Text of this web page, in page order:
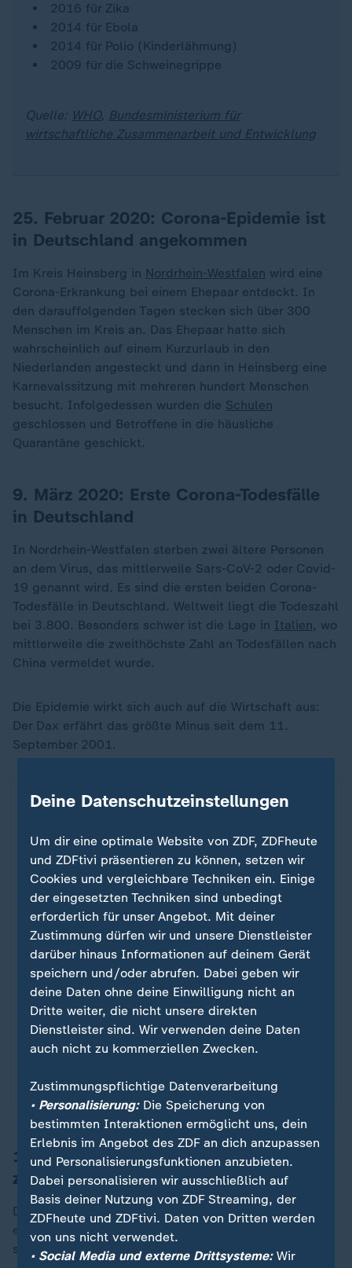
2016 für Zika
2014 für Ebola
2014 für Polio (Kinderlähmung)
2009 für die Schweinegrippe
Quelle: WHO, Bundesministerium für
wirtschaftliche Zusammenarbeit und Entwicklung
25. Februar 2020: Corona-Epidemie ist
in Deutschland angekommen
Im Kreis Heinsberg in Nordrhein-Westfalen wird eine
Corona-Erkrankung bei einem Ehepaar entdeckt. In
den darauffolgenden Tagen stecken sich über 300
Menschen im Kreis an. Das Ehepaar hatte sich
wahrscheinlich auf einem Kurzurlaub in den
Niederlanden angesteckt und dann in Heinsberg eine
Karnevalssitzung mit mehreren hundert Menschen
besucht. Infolgedessen wurden die Schulen
geschlossen und Betroffene in die häusliche
Quarantäne geschickt.
9. März 2020: Erste Corona-Todesfälle
in Deutschland
In Nordrhein-Westfalen sterben zwei ältere Personen
an dem Virus, das mittlerweile Sars-CoV-2 oder Covid-
19 genannt wird. Es sind die ersten beiden Corona-
Todesfälle in Deutschland. Weltweit liegt die Todeszahl
bei 3.800. Besonders schwer ist die Lage in Italien, wo
mittlerweile die zweithöchste Zahl an Todesfällen nach
China vermeldet wurde.
Die Epidemie wirkt sich auch auf die Wirtschaft aus:
Der Dax erfährt das größte Minus seit dem 11.
September 2001.
Nachrichten | Panorama
Corona: Die Toten der Pandemie
Drei Jahre Corona-Pandemie haben Tausende
Menschen in Deutschland das Leben gekostet. Wer
können.
11. März 2020: WHO erklärt Covid-19
zur weltweiten Pandemie
Die WHO erklärt die Ausbreitung des Coronavirus
erstmals zur Pandemie. Das bedeutet, dass das Virus
sich unkontrolliert über mehrere Länder ausbreitet.
Deine Datenschutzeinstellungen
Um dir eine optimale Website von ZDF, ZDFheute
und ZDFtivi präsentieren zu können, setzen wir
Cookies und vergleichbare Techniken ein. Einige
der eingesetzten Techniken sind unbedingt
erforderlich für unser Angebot. Mit deiner
Zustimmung dürfen wir und unsere Dienstleister
darüber hinaus Informationen auf deinem Gerät
speichern und/oder abrufen. Dabei geben wir
deine Daten ohne deine Einwilligung nicht an
Dritte weiter, die nicht unsere direkten
Dienstleister sind. Wir verwenden deine Daten
auch nicht zu kommerziellen Zwecken.
Zustimmungspflichtige Datenverarbeitung
• Personalisierung:Die Speicherung von
bestimmten Interaktionen ermöglicht uns, dein
Erlebnis im Angebot des ZDF an dich anzupassen
und Personalisierungsfunktionen anzubieten.
Dabei personalisieren wir ausschließlich auf
Basis deiner Nutzung von ZDF Streaming, der
ZDFheute und ZDFtivi. Daten von Dritten werden
von uns nicht verwendet.
• Social Media und externe Drittsysteme:Wir